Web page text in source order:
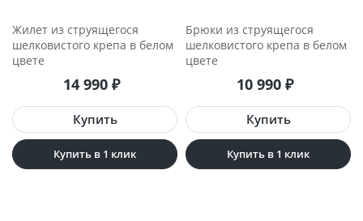
Жилет из струящегося
шелковистого крепа в белом
цвете
14 990 ₽
Купить в 1 клик
Брюки из струящегося
шелковистого крепа в белом
цвете
10 990 ₽
Купить в 1 клик